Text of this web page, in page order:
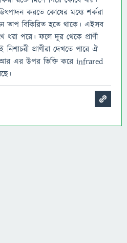
করতে কোষের মধ্যে শর্করা
তাপ বিকিরিত হতে থাকে। এইসব
ধরা পরে। ফলে দূর থেকে প্রাণী
প্রাণীরা দেখতে পারে ঐ
এর উপর ভিক্তি করে infrared